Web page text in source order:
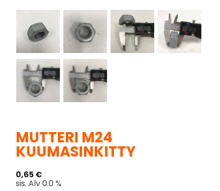
MUTTERI M24
KUUMASINKITTY
0,65 €
sis. Alv 0.0 %